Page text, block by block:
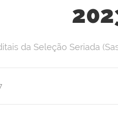
da Seleção Seriada